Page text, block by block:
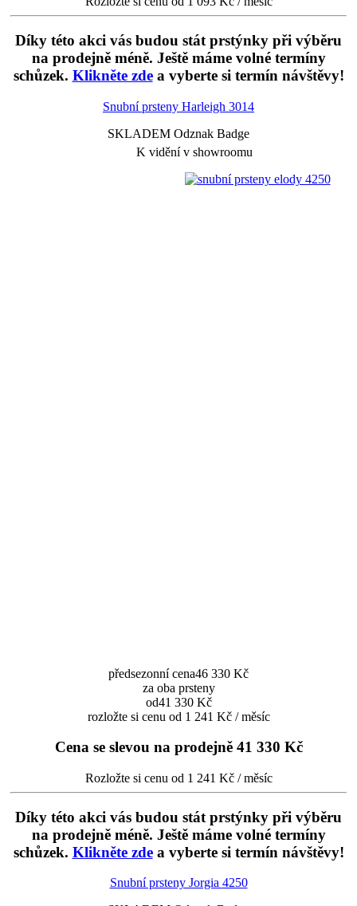
Díky této akci vás budou stát prstýnky při výběru
na prodejně méně. Ještě máme volné termíny
schůzek. Klikněte zdea vyberte si termín návštěvy!
Snubní prsteny Harleigh 3014
SKLADEM Odznak Badge
K vidění v showroomu
předsezonní cena46 330 Kč
za oba prsteny
od41 330 Kč
rozložte si cenu od 1 241 Kč / měsíc
Cena se slevou na prodejně 41 330 Kč
Rozložte si cenu od 1 241 Kč / měsíc
Díky této akci vás budou stát prstýnky při výběru
na prodejně méně. Ještě máme volné termíny
schůzek. Klikněte zdea vyberte si termín návštěvy!
Snubní prsteny Jorgia 4250